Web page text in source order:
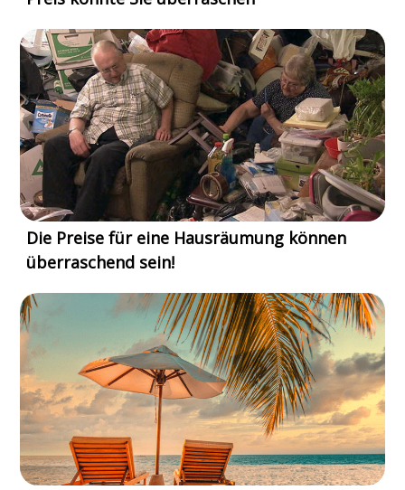
Die Preise für eine Hausräumung können
überraschend sein!